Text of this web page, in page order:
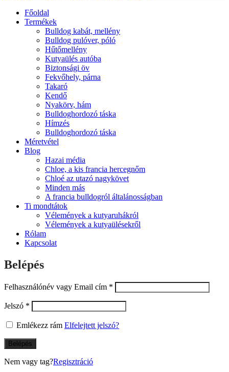
Főoldal
Termékek
Bulldog kabát, mellény
Bulldog pulóver, póló
Hűtőmellény
Kutyaülés autóba
Biztonsági öv
Fekvőhely, párna
Takaró
Kendő
Nyakörv, hám
Bulldoghordozó táska
Hímzés
Bulldoghordozó táska
Méretvétel
Blog
Hazai média
Chloe, a kis francia hercegnőm
Chloé az utazó nagykövet
Minden más
A francia bulldogról általánosságban
Ti mondtátok
Vélemények a kutyaruhákról
Vélemények a kutyaülésekről
Rólam
Kapcsolat
Belépés
Felhasználónév vagy Email cím *
Jelszó *
Emlékezz rám Elfelejtett jelszó?
Belépés
Nem vagy tag?Regisztráció